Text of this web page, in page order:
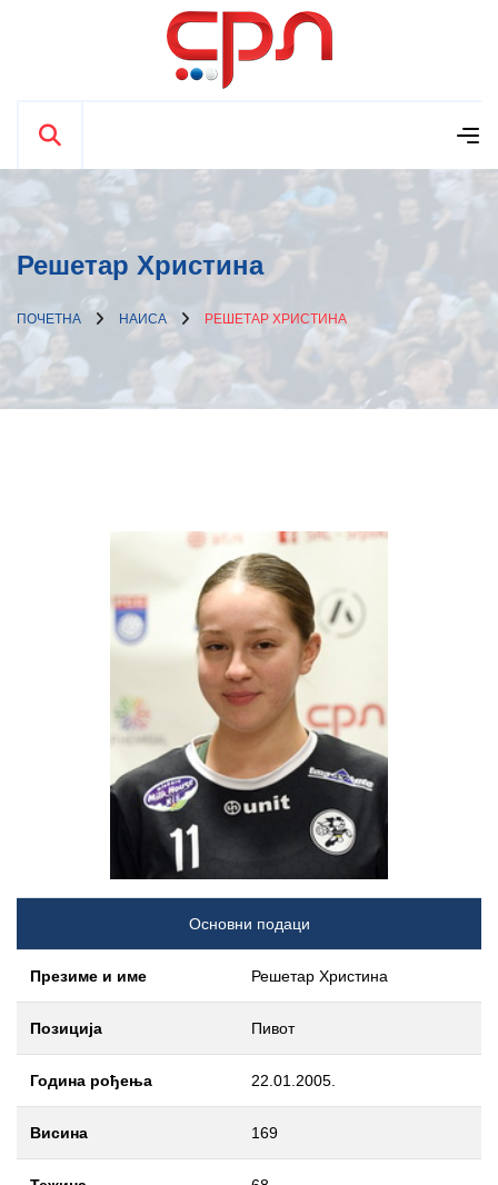
Решетар Христина
ПОЧЕТНА НАИСА РЕШЕТАР ХРИСТИНА
Основни подаци
Презиме и име Решетар Христина
Позиција Пивот
Година рођења 22.01.2005.
Висина 169